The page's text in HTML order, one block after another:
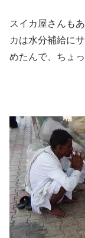
スイカ屋さんも
カは水分補給に
めたんで、ちょ